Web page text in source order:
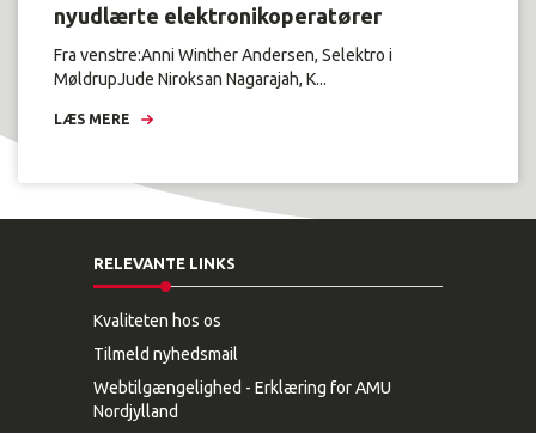
nyudlærte elektronikoperatører
Fra venstre:Anni Winther Andersen, Selektro i
MøldrupJude Niroksan Nagarajah, K...
LÆS MERE
RELEVANTE LINKS
Kvaliteten hos os
Tilmeld nyhedsmail
Webtilgængelighed - Erklæring for AMU
Nordjylland